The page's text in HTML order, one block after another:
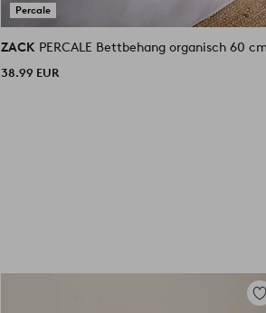
Percale
ZACK PERCALE Bettbehang organisch 60 cm
38.99 EUR
Zu